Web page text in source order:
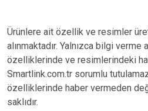
Ürünlere ait özellik ve resimler
alınmaktadır. Yalnızca bilgi verme
özelliklerinde ve resimlerindeki
Smartlink.com.tr sorumlu
özelliklerinde haber vermeden
saklıdır.